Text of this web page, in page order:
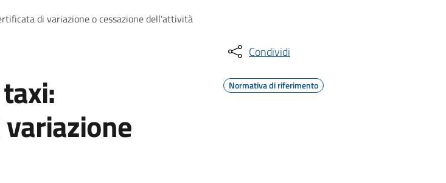
di variazione o cessazione dell'attività
Condividi
Normativa di riferimento